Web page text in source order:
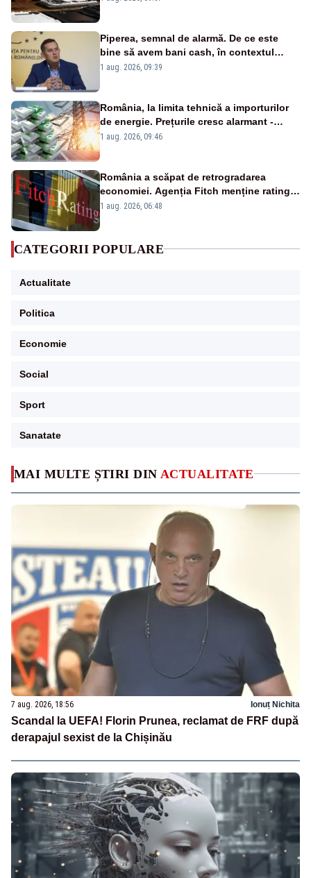
MAI MULTE ȘTIRI DIN ACTUALITATE
7 aug. 2026, 18:56 Ionuț Nichita
Scandal la UEFA! Florin Prunea, reclamat de FRF după
derapajul sexist de la Chișinău
Piperea, semnal de alarmă. De ce este
bine să avem bani cash, în contextul
alertei energetice?
1 aug. 2026, 09:39
România, la limita tehnică a importurilor
de energie. Prețurile cresc alarmant -
Analiză Realitatea Plus
1 aug. 2026, 09:46
România a scăpat de retrogradarea
economiei. Agenția Fitch menține ratingul
„BBB-” cu perspectivă negativă
1 aug. 2026, 06:48
CATEGORII POPULARE
Actualitate
Politica
Economie
Social
Sport
Sanatate